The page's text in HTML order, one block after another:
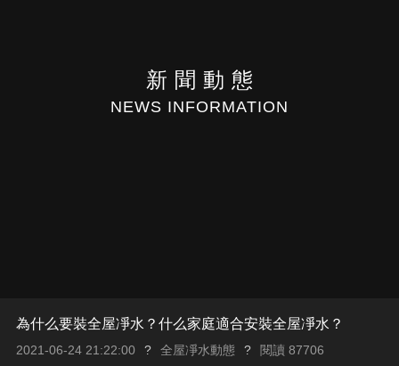
新聞 動態
NEWS INFORMATION
為什么要裝全屋凈水？什么家庭適合安裝全屋凈水？
2021-06-24 21:22:00 ? 全屋凈水動態 ? 閱讀 87706